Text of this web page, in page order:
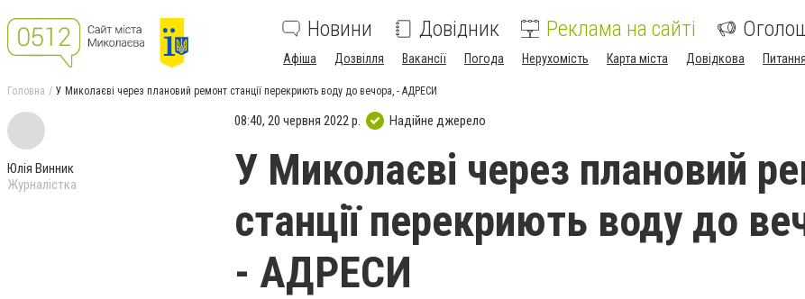
Новини Довідник Реклама на сайті
Афіша Дозвілля Вакансії Погода Нерухомість Карта міста Довідкова
Головна У Миколаєві через плановий ремонт станції перекриють воду до вечора, - АДРЕСИ
Юлія Винник
Журналістка
08:40, 20 червня 2022 р. Надійне джерело
У Миколаєві через плановий
станції перекриють воду до
- АДРЕСИ